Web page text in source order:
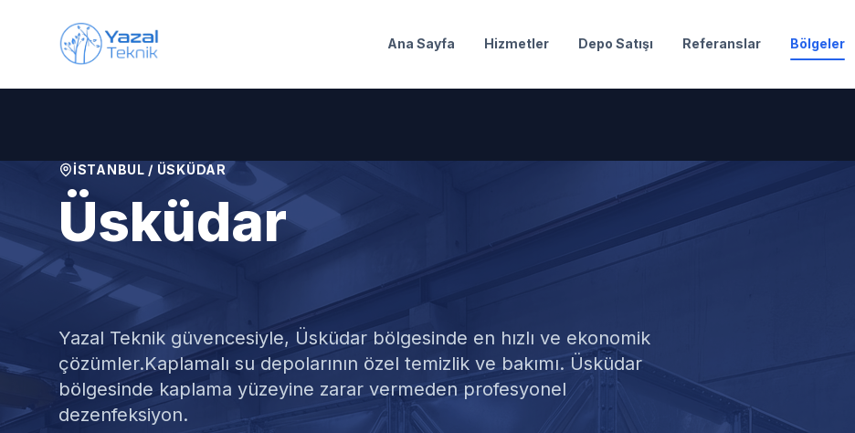
Ana Sayfa Hizmetler Depo Satışı Referanslar Bölgeler
İSTANBUL / ÜSKÜDAR
Üsküdar
Kaplamalı Su Deposu Temizliği
Yazal Teknik güvencesiyle, Üsküdar bölgesinde en hızlı ve ekonomik
çözümler.Kaplamalı su depolarının özel temizlik ve bakımı. Üsküdar
bölgesinde kaplama yüzeyine zarar vermeden profesyonel
dezenfeksiyon.